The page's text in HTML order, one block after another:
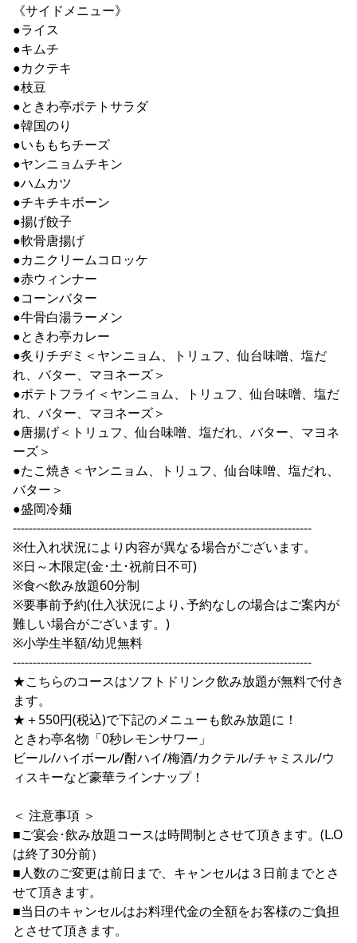
《サイドメニュー》
●ライス
●キムチ
●カクテキ
●枝豆
●ときわ亭ポテトサラダ
●韓国のり
●いももちチーズ
●ヤンニョムチキン
●ハムカツ
●チキチキボーン
●揚げ餃子
●軟骨唐揚げ
●カニクリームコロッケ
●赤ウィンナー
●コーンバター
●牛骨白湯ラーメン
●ときわ亭カレー
●炙りチヂミ＜ヤンニョム、トリュフ、仙台味噌、塩だ
れ、バター、マヨネーズ＞
●ポテトフライ＜ヤンニョム、トリュフ、仙台味噌、塩だ
れ、バター、マヨネーズ＞
●唐揚げ＜トリュフ、仙台味噌、塩だれ、バター、マヨネ
ーズ＞
●たこ焼き＜ヤンニョム、トリュフ、仙台味噌、塩だれ、
バター＞
●盛岡冷麺
---------------------------------------------------------------------------
※仕入れ状況により内容が異なる場合がございます。
※日～木限定(金･土･祝前日不可)
※食べ飲み放題60分制
※要事前予約(仕入状況により､予約なしの場合はご案内が
難しい場合がございます。)
※小学生半額/幼児無料
---------------------------------------------------------------------------
★こちらのコースはソフトドリンク飲み放題が無料で付き
ます。
★＋550円(税込)で下記のメニューも飲み放題に！
ときわ亭名物「0秒レモンサワー」
ビール/ハイボール/酎ハイ/梅酒/カクテル/チャミスル/ウ
ィスキーなど豪華ラインナップ！
＜ 注意事項 ＞
■ご宴会･飲み放題コースは時間制とさせて頂きます。(L.O
は終了30分前）
■人数のご変更は前日まで、キャンセルは３日前までとさ
せて頂きます。
■当日のキャンセルはお料理代金の全額をお客様のご負担
とさせて頂きます。